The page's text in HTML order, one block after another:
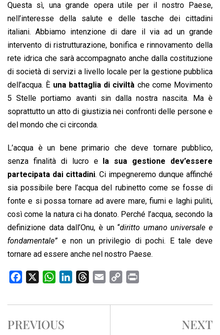
Questa sì, una grande opera utile per il nostro Paese,
nell’interesse della salute e delle tasche dei cittadini
italiani. Abbiamo intenzione di dare il via ad un grande
intervento di ristrutturazione, bonifica e rinnovamento della
rete idrica che sarà accompagnato anche dalla costituzione
di società di servizi a livello locale per la gestione pubblica
dell’acqua. È una battaglia di civiltà che come Movimento
5 Stelle portiamo avanti sin dalla nostra nascita. Ma è
soprattutto un atto di giustizia nei confronti delle persone e
del mondo che ci circonda.
L’acqua è un bene primario che deve tornare pubblico,
senza finalità di lucro e
la sua gestione dev’essere
partecipata dai cittadini. Ci impegneremo dunque affinché
sia possibile bere l’acqua del rubinetto come se fosse di
fonte e si possa tornare ad avere mare, fiumi e laghi puliti,
così come la natura ci ha donato. Perché l’acqua, secondo la
definizione data dall’Onu, è un “diritto umano universale e
fondamentale”e non un privilegio di pochi. E tale deve
tornare ad essere anche nel nostro Paese.
c
b
W
a
s
n
r
a
p
i
PREVIOUS NEXT